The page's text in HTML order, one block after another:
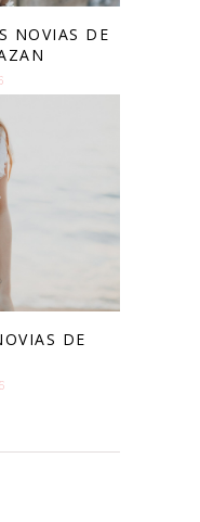
NOVIAS DE
DE